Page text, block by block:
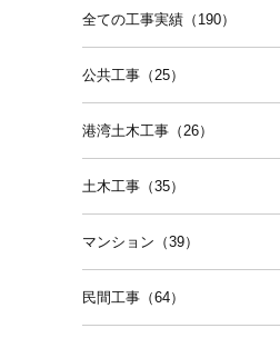
全ての工事実績（190）
公共工事（25）
港湾土木工事（26）
土木工事（35）
マンション（39）
民間工事（64）